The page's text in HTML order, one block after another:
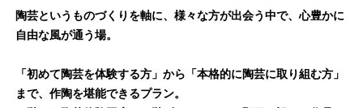
陶芸というものづくりを軸に、様々な方が出会う中で、心豊かに
自由な風が通う場。
「初めて陶芸を体験する方」から「本格的に陶芸に取り組む方」
まで、作陶を堪能できるプラン。